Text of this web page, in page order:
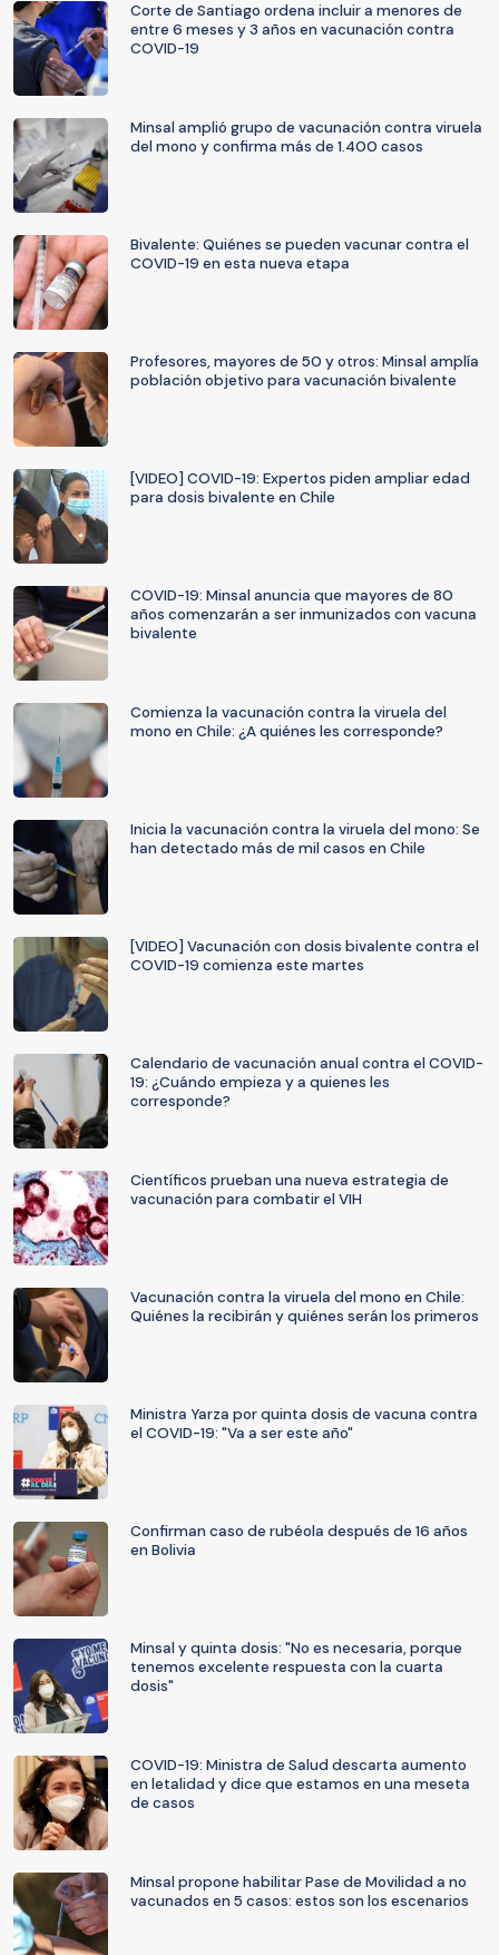
Corte de Santiago ordena incluir a menores de
entre 6 meses y 3 años en vacunación contra
COVID-19
Minsal amplió grupo de vacunación contra viruela
del mono y confirma más de 1.400 casos
Bivalente: Quiénes se pueden vacunar contra el
COVID-19 en esta nueva etapa
Profesores, mayores de 50 y otros: Minsal amplía
población objetivo para vacunación bivalente
[VIDEO] COVID-19: Expertos piden ampliar edad
para dosis bivalente en Chile
COVID-19: Minsal anuncia que mayores de 80
años comenzarán a ser inmunizados con vacuna
bivalente
Comienza la vacunación contra la viruela del
mono en Chile: ¿A quiénes les corresponde?
Inicia la vacunación contra la viruela del mono: Se
han detectado más de mil casos en Chile
[VIDEO] Vacunación con dosis bivalente contra el
COVID-19 comienza este martes
Calendario de vacunación anual contra el COVID-
19: ¿Cuándo empieza y a quienes les
corresponde?
Científicos prueban una nueva estrategia de
vacunación para combatir el VIH
Vacunación contra la viruela del mono en Chile:
Quiénes la recibirán y quiénes serán los primeros
Ministra Yarza por quinta dosis de vacuna contra
el COVID-19: "Va a ser este año"
Confirman caso de rubéola después de 16 años
en Bolivia
Minsal y quinta dosis: "No es necesaria, porque
tenemos excelente respuesta con la cuarta
dosis"
COVID-19: Ministra de Salud descarta aumento
en letalidad y dice que estamos en una meseta
de casos
Minsal propone habilitar Pase de Movilidad a no
vacunados en 5 casos: estos son los escenarios